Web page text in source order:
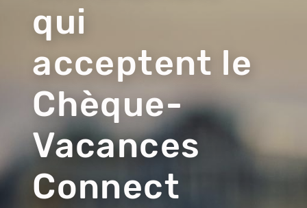
qui
acceptent le
Chèque-
Vacances
Connect